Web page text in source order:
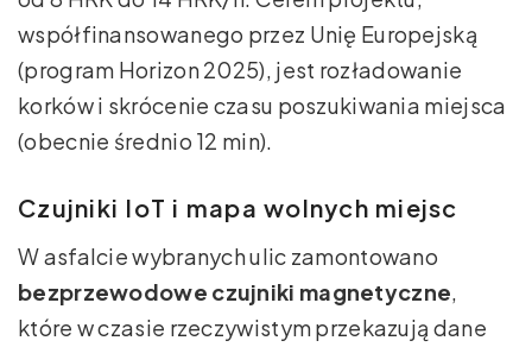
współfinansowanego przez Unię Europejską
(program Horizon 2025), jest rozładowanie
korków i skrócenie czasu poszukiwania miejsca
(obecnie średnio 12 min).
Czujniki IoT i mapa wolnych miejsc
W asfalcie wybranych ulic zamontowano
bezprzewodowe czujniki magnetyczne,
które w czasie rzeczywistym przekazują dane